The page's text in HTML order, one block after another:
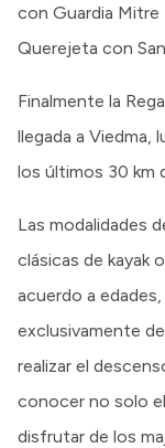
con Guardia Mitre
Querejeta con
Finalmente la
llegada a Viedma,
los últimos 30 km
Las modalidades
clásicas de kayak
acuerdo a
exclusivamente
realizar el
conocer no solo
disfrutar de los